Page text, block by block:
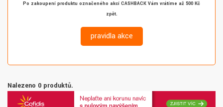
Po zakoupení produktu označeného akcí CASHBACK Vám vrátíme až 500 Kč
zpět.
pravidla akce
Nalezeno 0 produktů.